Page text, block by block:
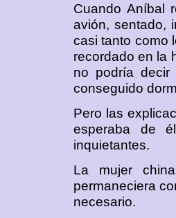
Cuando Aníbal
avión, sentado,
casi tanto como
recordado en la
no podría
conseguido
Pero las
esperaba de
inquietantes.
La mujer
permaneciera
necesario.